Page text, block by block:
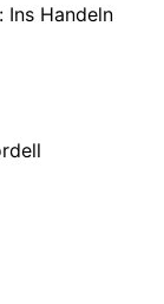
Ins Handeln